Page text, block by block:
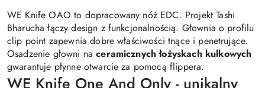
WE Knife OAO to dopracowany nóż EDC. Projekt Tashi
Bharucha łączy design z funkcjonalnością. Głownia o profilu
clip point zapewnia dobre właściwości tnące i penetrujące.
Osadzenie głowni na ceramicznych łożyskach kulkowych
gwarantuje płynne otwarcie za pomocą flippera.
WE Knife One And Only - unikalny